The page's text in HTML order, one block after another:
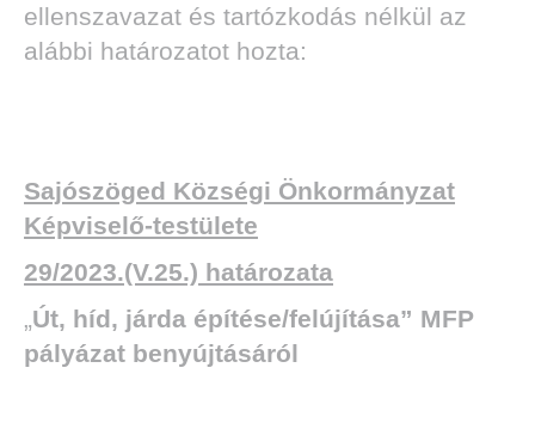
ellenszavazat és tartózkodás nélkül az
alábbi határozatot hozta:
Sajószöged Községi Önkormányzat
Képviselő-testülete
29/2023.(V.25.) határozata
„Út, híd, járda építése/felújítása” MFP
pályázat benyújtásáról